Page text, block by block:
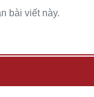
bài viết này.